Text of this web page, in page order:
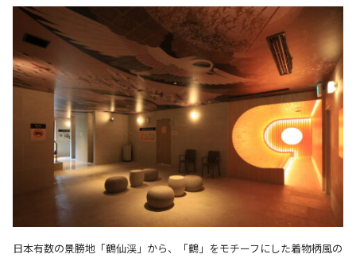
日本有数の景勝地「鶴仙渓」から、「鶴」をモチーフにした着物柄風の